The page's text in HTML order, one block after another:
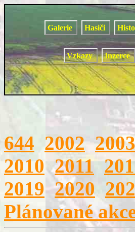
Galerie Hasiči
Vzkazy Inzerce
644 2002 2003
2010 2011
2019 2020
Plánované